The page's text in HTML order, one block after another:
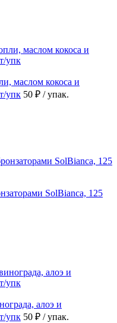
маслом кокоса и
упк 50 ₽ / упак.
SolBianca, 125
алоэ и
упк 50 ₽ / упак.